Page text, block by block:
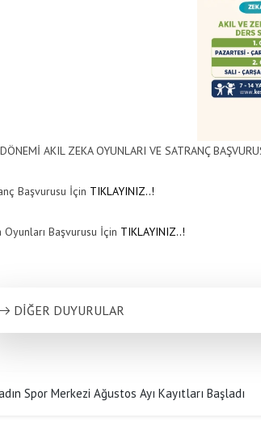
AKIL ZEKA OYUNLARI VE SATRANÇ
Başvurusu İçin TIKLAYINIZ..!
Oyunları Başvurusu İçin TIKLAYINIZ..!
DİĞER DUYURULAR
Spor Merkezi Ağustos Ayı Kayıtları Başladı